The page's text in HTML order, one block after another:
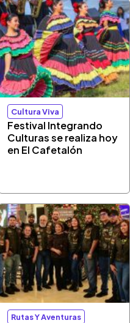
Cultura Viva
Festival Integrando
Culturas se realiza hoy
en El Cafetalón
Rutas Y Aventuras